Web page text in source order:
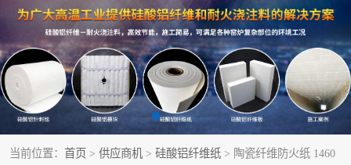
当前位置： 首页 > 供应商机 > 硅酸铝纤维纸 > 陶瓷纤维防火纸 1460
硅酸铝挡渣棉 硅酸铝纤维纸
硅酸铝挡火板 高铝毯
含锆毯 硅酸铝折叠块
硅酸铝散棉 硅酸铝纤维毯